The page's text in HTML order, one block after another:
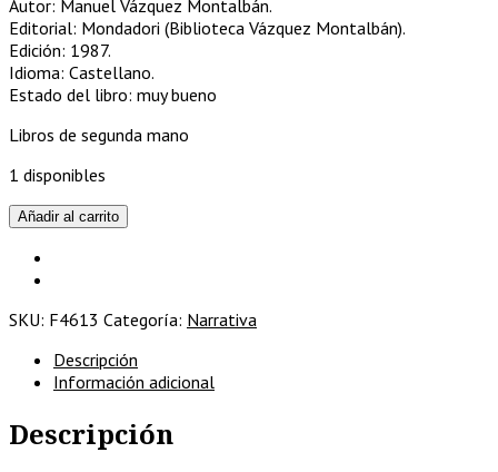
Autor: Manuel Vázquez Montalbán.
Editorial: Mondadori (Biblioteca Vázquez Montalbán).
Edición: 1987.
Idioma: Castellano.
Estado del libro: muy bueno
Libros de segunda mano
1 disponibles
Los
alegres
muchachos
cantidad
Añadir al carrito
SKU: F4613 Categoría: Narrativa
Descripción
Información adicional
Descripción